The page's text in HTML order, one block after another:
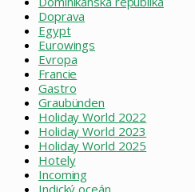
Doprava
Egypt
Eurowings
Evropa
Francie
Gastro
Graubünden
Holiday World 2022
Holiday World 2023
Holiday World 2025
Hotely
Incoming